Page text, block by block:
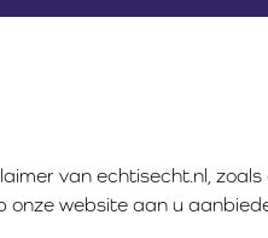
van echtisecht.nl,
onze website aan u